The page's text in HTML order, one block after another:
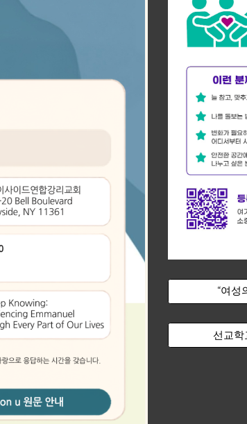
“여성
선교학